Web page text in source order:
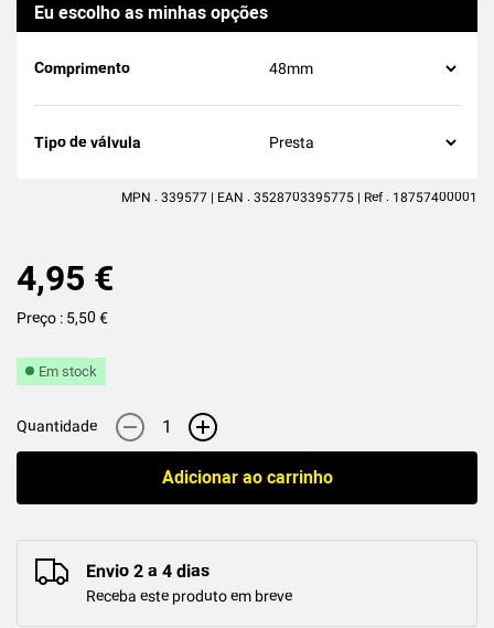
Eu escolho as minhas opções
Comprimento
Tipo de válvula
MPN : 339577 | EAN : 3528703395775 | Ref : 18757400001
4,95 €
Preço : 5,50 €
Em stock
Quantidade - +
Adicionar ao carrinho
Envio 2 a 4 dias
Receba este produto em breve